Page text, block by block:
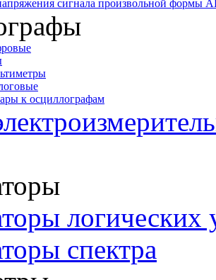
сигнала произвольной формы
к осциллографам
логических
спектра